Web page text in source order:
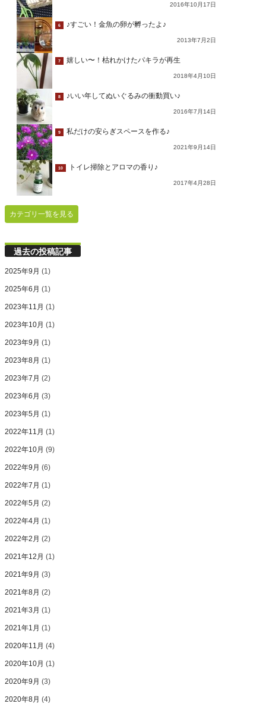
2016年10月17日
6 ♪すごい！金魚の卵が孵ったよ♪
2013年7月2日
7 嬉しい〜！枯れかけたパキラが再生
2018年4月10日
8 ♪いい年してぬいぐるみの衝動買い♪
2016年7月14日
9 私だけの安らぎスペースを作る♪
2021年9月14日
10 トイレ掃除とアロマの香り♪
2017年4月28日
カテゴリ一覧を見る
過去の投稿記事
2025年9月 (1)
2025年6月 (1)
2023年11月 (1)
2023年10月 (1)
2023年9月 (1)
2023年8月 (1)
2023年7月 (2)
2023年6月 (3)
2023年5月 (1)
2022年11月 (1)
2022年10月 (9)
2022年9月 (6)
2022年7月 (1)
2022年5月 (2)
2022年4月 (1)
2022年2月 (2)
2021年12月 (1)
2021年9月 (3)
2021年8月 (2)
2021年3月 (1)
2021年1月 (1)
2020年11月 (4)
2020年10月 (1)
2020年9月 (3)
2020年8月 (4)